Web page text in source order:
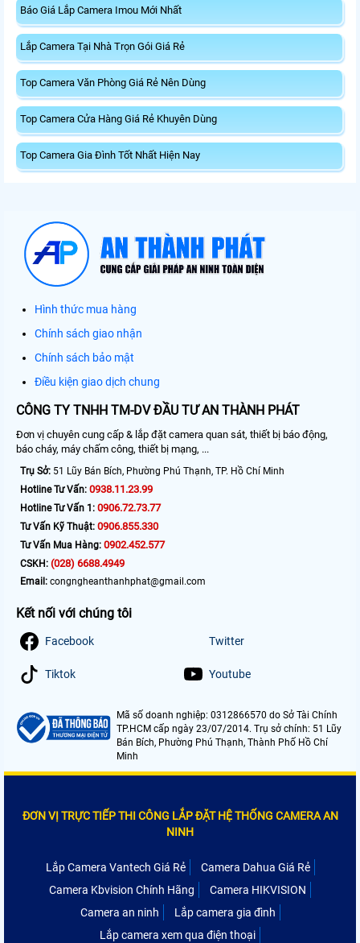
Báo Giá Lắp Camera Imou Mới Nhất
Lắp Camera Tại Nhà Trọn Gói Giá Rẻ
Top Camera Văn Phòng Giá Rẻ Nên Dùng
Top Camera Cửa Hàng Giá Rẻ Khuyên Dùng
Top Camera Gia Đình Tốt Nhất Hiện Nay
Hình thức mua hàng
Chính sách giao nhận
Chính sách bảo mật
Điều kiện giao dịch chung
CÔNG TY TNHH TM-DV ĐẦU TƯ AN THÀNH PHÁT
Đơn vị chuyên cung cấp & lắp đặt camera quan sát, thiết bị báo động,
báo cháy, máy chấm công, thiết bị mạng, ...
Trụ Sở: 51 Lũy Bán Bích, Phường Phú Thạnh, TP. Hồ Chí Minh
Hotline Tư Vấn: 0938.11.23.99
Hotline Tư Vấn 1: 0906.72.73.77
Tư Vấn Kỹ Thuật: 0906.855.330
Tư Vấn Mua Hàng: 0902.452.577
CSKH: (028) 6688.4949
Email: congngheanthanhphat@gmail.com
Kết nối với chúng tôi
Facebook Twitter
Tiktok Youtube
Mã số doanh nghiệp: 0312866570 do Sở Tài Chính
TP.HCM cấp ngày 23/07/2014. Trụ sở chính: 51 Lũy
Bán Bích, Phường Phú Thạnh, Thành Phố Hồ Chí
Minh
ĐƠN VỊ TRỰC TIẾP THI CÔNG LẮP ĐẶT HỆ THỐNG CAMERA AN
NINH
Lắp Camera Vantech Giá Rẻ
Camera Dahua Giá Rẻ
Camera Kbvision Chính Hãng
Camera HIKVISION
Camera an ninh
Lắp camera gia đình
Lắp camera xem qua điện thoại